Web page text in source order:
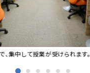
、集中して授業が受けられます。